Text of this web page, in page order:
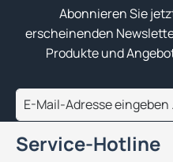
Abonnieren Sie
erscheinenden
Produkte und
Service-Hotline